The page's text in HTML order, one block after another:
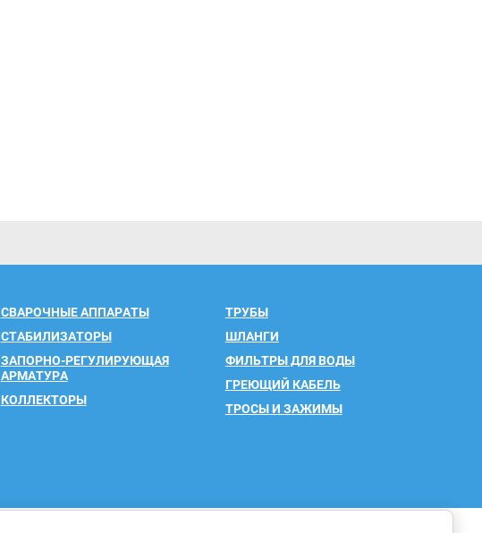
СВАРОЧНЫЕ АППАРАТЫ
СТАБИЛИЗАТОРЫ
ЗАПОРНО-РЕГУЛИРУЮЩАЯ
АРМАТУРА
КОЛЛЕКТОРЫ
ТРУБЫ
ШЛАНГИ
ФИЛЬТРЫ ДЛЯ ВОДЫ
ГРЕЮЩИЙ КАБЕЛЬ
ТРОСЫ И ЗАЖИМЫ